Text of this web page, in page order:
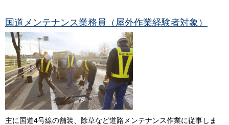
国道メンテナンス業務員（屋外作業経験者対象）
主に国道4号線の舗装、除草など道路メンテナンス作業に従事しま